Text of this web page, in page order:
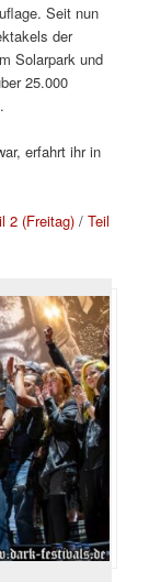
Seit nun
der
Solarpark und
25.000
erfahrt ihr in
2 (Freitag) /Teil